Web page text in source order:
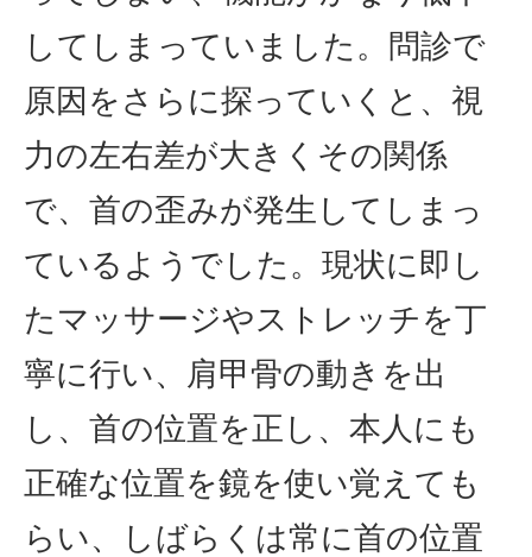
してしまっていました。問診で
原因をさらに探っていくと、視
力の左右差が大きくその関係
で、首の歪みが発生してしまっ
ているようでした。現状に即し
たマッサージやストレッチを丁
寧に行い、肩甲骨の動きを出
し、首の位置を正し、本人にも
正確な位置を鏡を使い覚えても
らい、しばらくは常に首の位置